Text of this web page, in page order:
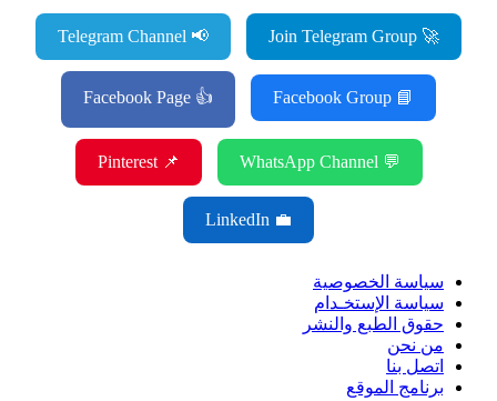
🚀 Join Telegram Group
📢 Telegram Channel
📘 Facebook Group
👍 Facebook Page
💬 WhatsApp Channel
📌 Pinterest
💼 LinkedIn
سياسة الخصوصية
سياسة الإستخـدام
حقوق الطبع والنشر
من نحن
اتصل بنا
برنامج الموقع